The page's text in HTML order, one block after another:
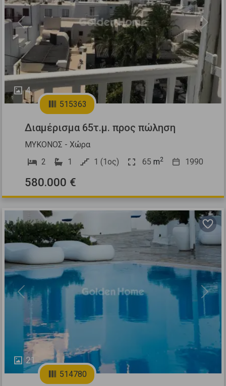
4
Previous Next
515363
Διαμέρισμα 65τ.μ. προς πώληση
ΜΥΚΟΝΟΣ - Χώρα
2
1 1 (1ος) 65 m2 1990
580.000 €
21
Previous Next
514780